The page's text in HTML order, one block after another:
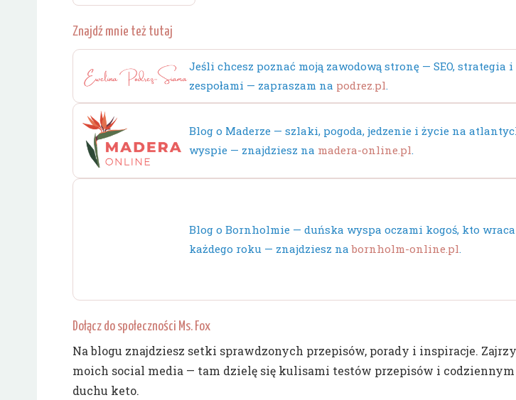
Znajdź mnie też tutaj
Jeśli chcesz poznać moją zawodową stronę — SEO, strategia i
zespołami — zapraszam na podrez.pl.
Blog o Maderze — szlaki, pogoda, jedzenie i życie na
wyspie — znajdziesz na madera-online.pl.
Blog o Bornholmie — duńska wyspa oczami kogoś, kto
każdego roku — znajdziesz nabornholm-online.pl.
Dołącz do społeczności Ms. Fox
Na blogu znajdziesz setki sprawdzonych przepisów, porady i inspiracje.
moich social media — tam dzielę się kulisami testów przepisów i
duchu keto.